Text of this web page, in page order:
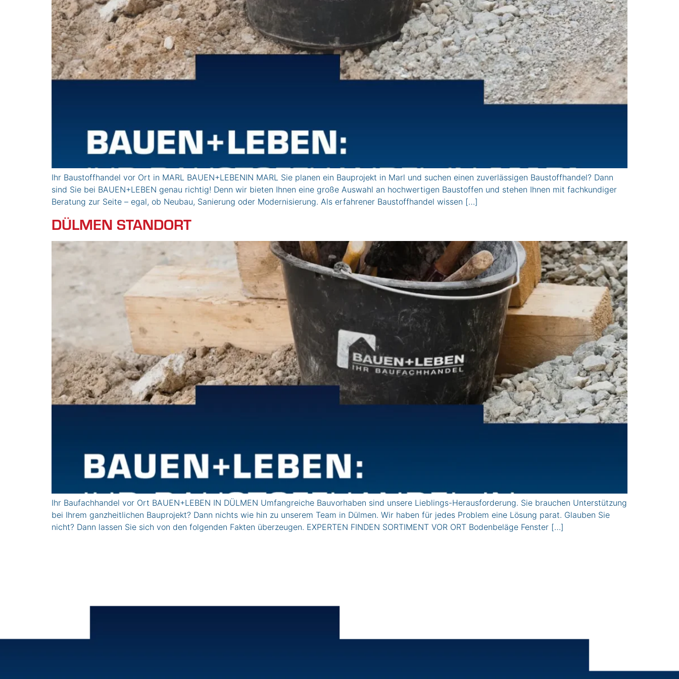
Ihr Baustoffhandel vor Ort in MARL BAUEN+LEBENIN MARL Sie planen ein Bauprojekt in Marl und suchen einen zuverlässigen Baustoffhandel? Dann
sind Sie bei BAUEN+LEBEN genau richtig! Denn wir bieten Ihnen eine große Auswahl an hochwertigen Baustoffen und stehen Ihnen mit fachkundiger
Beratung zur Seite – egal, ob Neubau, Sanierung oder Modernisierung. Als erfahrener Baustoffhandel wissen […]
DÜLMEN STANDORT
Ihr Baufachhandel vor Ort BAUEN+LEBEN IN DÜLMEN Umfangreiche Bauvorhaben sind unsere Lieblings-Herausforderung. Sie brauchen Unterstützung
bei Ihrem ganzheitlichen Bauprojekt? Dann nichts wie hin zu unserem Team in Dülmen. Wir haben für jedes Problem eine Lösung parat. Glauben Sie
nicht? Dann lassen Sie sich von den folgenden Fakten überzeugen. EXPERTEN FINDEN SORTIMENT VOR ORT Bodenbeläge Fenster […]